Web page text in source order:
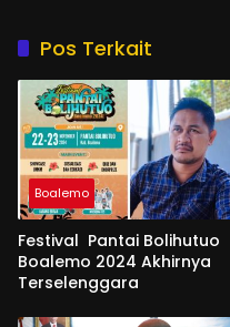
Pos Terkait
Boalemo
Festival Pantai Bolihutuo
Boalemo 2024 Akhirnya
Terselenggara